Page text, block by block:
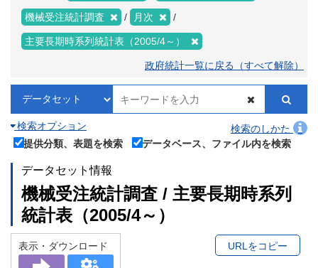
機械受注統計調査 月次
主要長期時系列統計表（2005/4～）
政府統計一覧に戻る（すべて解除）
検索オプション
検索のしかた
提供分類、表題を検索
データベース、ファイル内を検索
データセット情報
機械受注統計調査 / 主要長期時系列
統計表（2005/4～）
表示・ダウンロード URLをコピー